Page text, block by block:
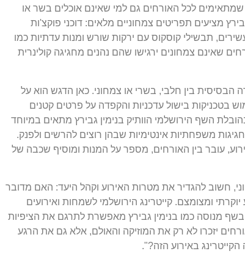
לכל האורחים גם למי שאינם אוכלים בשר או
מציעים תפריטים צמחוניים מלאים: דוכני פוקצ'ות
תבשילי קוסקוס עם ירקות שורש ומנות עדתיות כמו
שאינם צמחונים ירגישו שהם נהנים מחגיגה קולינרית
הבסיסית בין חלבי, בשרי או צמחוני. כאן הדגש הוא על
בטכניקות בישול עדכניות והקפדה על פרטים קטנים
השף הירושלמי הוותיק בנימין גבירץ מתאים במיוחד
משפחתיות אינטימיות שבהן רוצים להרשים ולפנק.
עובר בין האורחים, מספר על המנות ומוסיף שכבה של
חשוב להגדיר את מטרות האירוע וקהל היעד: האם מדובר
ומצומצם. קייטרינג הירושלמי לשמחות ואירועים
מנוסה כמו בנימין גבירץ מאפשרת לתרגם את הציפיות
יזכרו לא רק את המוזיקה והאולם, אלא גם את הרגע
באירוע הזה?".